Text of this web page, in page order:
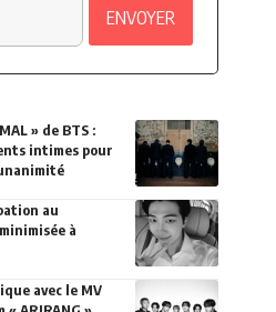
» de BTS :
intimes pour
au
à
avec le MV